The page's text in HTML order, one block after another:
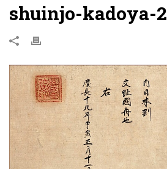
shuinjo-kadoya-2